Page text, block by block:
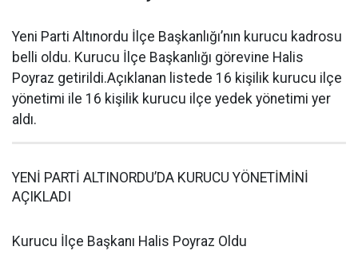
Yeni Parti Altınordu İlçe Başkanlığı’nın kurucu kadrosu
belli oldu. Kurucu İlçe Başkanlığı görevine Halis
Poyraz getirildi.Açıklanan listede 16 kişilik kurucu ilçe
yönetimi ile 16 kişilik kurucu ilçe yedek yönetimi yer
aldı.
YENİ PARTİ ALTINORDU’DA KURUCU YÖNETİMİNİ
AÇIKLADI
Kurucu İlçe Başkanı Halis Poyraz Oldu